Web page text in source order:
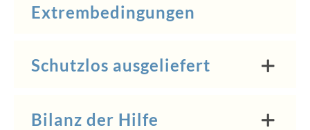
Extrembedingungen
Schutzlos ausgeliefert
Bilanz der Hilfe